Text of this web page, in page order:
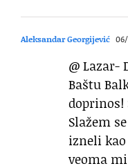
Aleksandar Georgijević 06/
@ Lazar-
Baštu
doprinos!
Slažem
izneli
veoma